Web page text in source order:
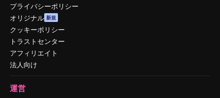
プライバシーポリシー
オリジナル 新規
クッキーポリシー
トラストセンター
アフィリエイト
法人向け
運営